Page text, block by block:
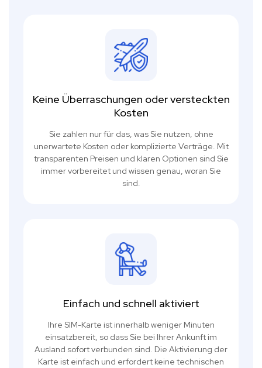
Keine Überraschungen oder versteckten
Kosten
Sie zahlen nur für das, was Sie nutzen, ohne
unerwartete Kosten oder komplizierte Verträge. Mit
transparenten Preisen und klaren Optionen sind Sie
immer vorbereitet und wissen genau, woran Sie
sind.
Einfach und schnell aktiviert
Ihre SIM-Karte ist innerhalb weniger Minuten
einsatzbereit, so dass Sie bei Ihrer Ankunft im
Ausland sofort verbunden sind. Die Aktivierung der
Karte ist einfach und erfordert keine technischen